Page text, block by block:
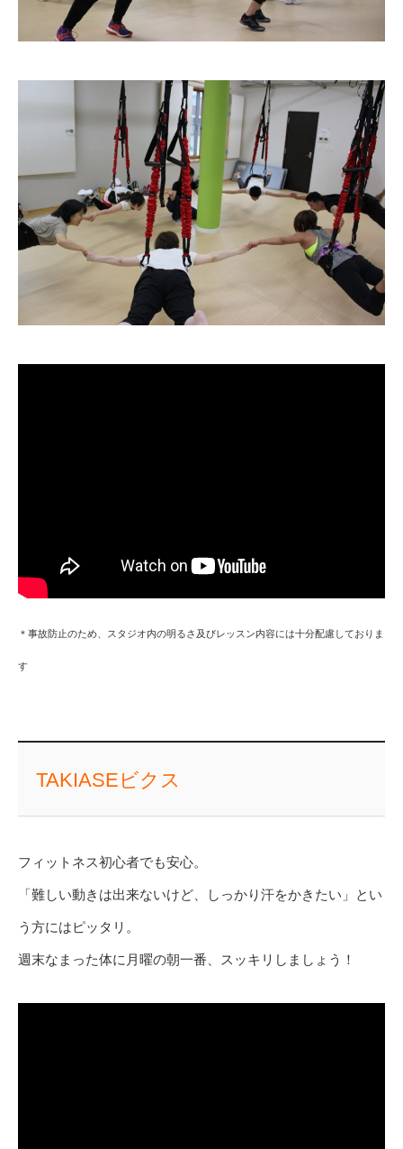
＊事故防止のため、スタジオ内の明るさ及びレッスン内容には十分配慮しておりま
す
TAKIASEビクス
フィットネス初心者でも安心。
「難しい動きは出来ないけど、しっかり汗をかきたい」とい
う方にはピッタリ。
週末なまった体に月曜の朝一番、スッキリしましょう！